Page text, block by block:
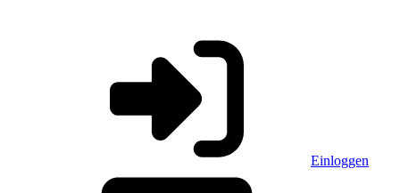
Einloggen